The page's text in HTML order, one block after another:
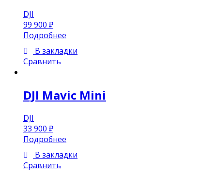
DJI
99 900 ₽
Подробнее
В закладки
Сравнить
DJI Mavic Mini
DJI
33 900 ₽
Подробнее
В закладки
Сравнить